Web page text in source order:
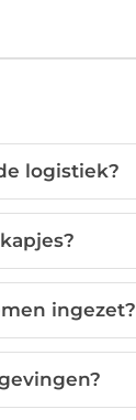
logistiek?
ingezet?